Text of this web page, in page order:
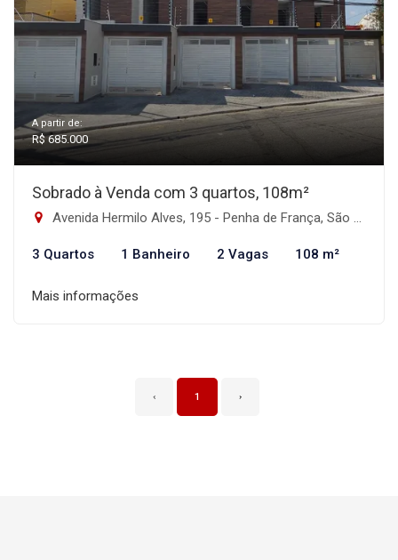
A partir de:
R$ 685.000
Sobrado à Venda com 3 quartos, 108m²
Avenida Hermilo Alves, 195 - Penha de França, São Paulo-SP
3 Quartos 1 Banheiro 2 Vagas 108 m²
Mais informações
‹ 1 ›